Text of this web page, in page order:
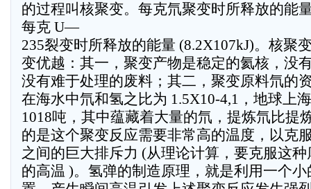
的过程叫核聚变。每克氘聚变时所释放的能
每克 U—
235裂变时所释放的能量 (8.2X107kJ)。核聚
变优越：其一，聚变产物是稳定的氦核，没
没有难于处理的废料；其二，聚变原料氘的
在海水中氘和氢之比为 1.5X10-4,1，地球上
1018吨，其中蕴藏着大量的氘，提炼氘比提
的是这个聚变反应需要非常高的温度，以克
之间的巨大排斥力 (从理论计算，要克服这
的高温 )。氢弹的制造原理，就是利用一个